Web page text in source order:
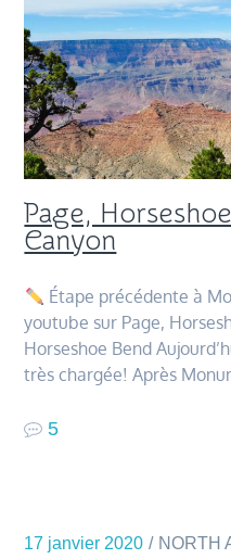
Page,
Canyon
Étape précédente à
youtube sur Page,
Horseshoe Bend
très chargée! Après
5
17 janvier 2020 NORTH